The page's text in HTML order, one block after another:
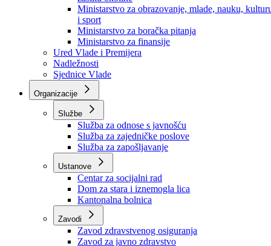
raseljena lica i izbjeglice
Ministarstvo za urbanizam, prostorno uređenje i
zaštitu okoline
Ministarstvo za obrazovanje, mlade, nauku,
i sport
Ministarstvo za boračka pitanja
Ministarstvo za finansije
Ured Vlade i Premijera
Nadležnosti
Sjednice Vlade
Organizacije
Službe
Služba za odnose s javnošću
Služba za zajedničke poslove
Služba za zapošljavanje
Ustanove
Centar za socijalni rad
Dom za stara i iznemogla lica
Kantonalna bolnica